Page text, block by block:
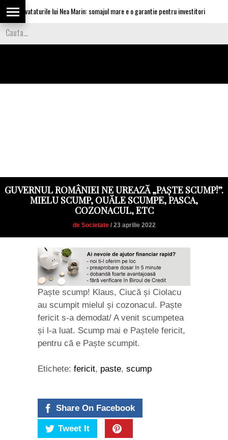
invataturile lui Nea Marin: somajul mare e o garantie pentru investitori
GUVERNUL ROMÂNIEI NE UREAZĂ „PAȘTE SCUMP!”.
MIELU SCUMP, OUĂLE SCUMPE, PASCA,
COZONACUL, ETC
de Societate/ 23 aprilie 2022
Paște scump! Klaus, Ciucă și Ciolacu
au scumpit mielul și cozonacul. Paște
fericit s-a demodat/ A venit scumpetea
și l-a luat. Scump mai e Paștele fericit,
pentru că e Paște scumpit.
Etichete: fericit, paste, scump
Share On Facebook
Tweet It